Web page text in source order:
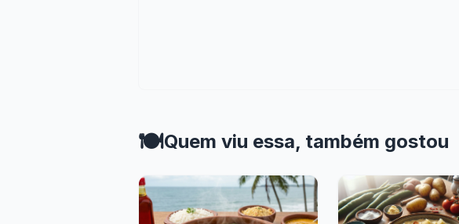
🍽️Quem viu essa, também gostou